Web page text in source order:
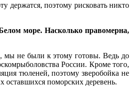
держатся, поэтому рисковать никто
море. Насколько правомерна,
мы не были к этому готовы. Ведь до
России. Кроме того,
тюленей, поэтому зверобойка не
оставшихся поморских деревень.